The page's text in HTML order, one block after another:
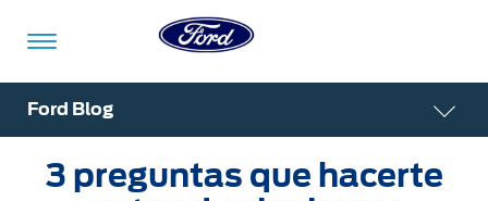
Acessibility
Ford Blog
3 preguntas que hacerte